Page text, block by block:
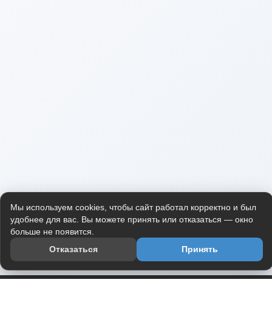
Мы используем cookies, чтобы сайт работал корректно и был
удобнее для вас. Вы можете принять или отказаться — окно
больше не появится.
Отказаться
Принять